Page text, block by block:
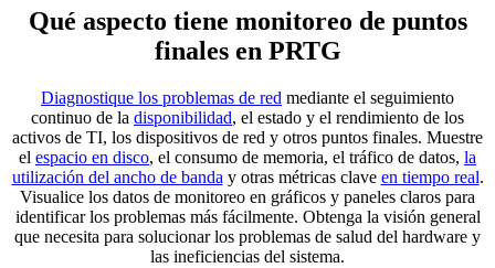
Qué aspecto tiene monitoreo de puntos
finales en PRTG
Diagnostique los problemas de red mediante el seguimiento
continuo de la disponibilidad, el estado y el rendimiento de los
activos de TI, los dispositivos de red y otros puntos finales. Muestre
el espacio en disco, el consumo de memoria, el tráfico de datos, la
utilización del ancho de banda y otras métricas clave en tiempo real.
Visualice los datos de monitoreo en gráficos y paneles claros para
identificar los problemas más fácilmente. Obtenga la visión general
que necesita para solucionar los problemas de salud del hardware y
las ineficiencias del sistema.